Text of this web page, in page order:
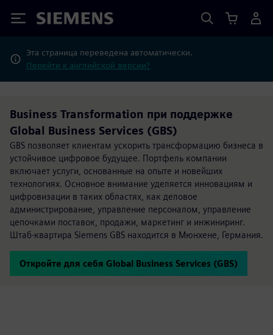
Siemens
Эта страница переведена автоматически.
Перейти к английской версии?
Business Transformation при поддержке
Global Business Services (GBS)
GBS позволяет клиентам ускорить трансформацию бизнеса в
устойчивое цифровое будущее. Портфель компании
включает услуги, основанные на опыте и новейших
технологиях. Основное внимание уделяется инновациям и
цифровизации в таких областях, как деловое
администрирование, управление персоналом, управление
цепочками поставок, продажи, маркетинг и инжиниринг.
Штаб-квартира Siemens GBS находится в Мюнхене, Германия.
Откройте для себя Global Business Services (GBS)